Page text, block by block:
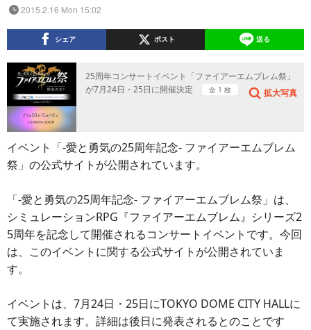
2015.2.16 Mon 15:02
シェア ポスト 送る
25周年コンサートイベント「ファイアーエムブレム祭」
が7月24日・25日に開催決定
全 1 枚 拡大写真
イベント「-愛と勇気の25周年記念- ファイアーエムブレム
祭」の公式サイトが公開されています。
「-愛と勇気の25周年記念- ファイアーエムブレム祭」は、
シミュレーションRPG『ファイアーエムブレム』シリーズ2
5周年を記念して開催されるコンサートイベントです。今回
は、このイベントに関する公式サイトが公開されていま
す。
イベントは、7月24日・25日にTOKYO DOME CITY HALLに
て実施されます。詳細は後日に発表されるとのことです